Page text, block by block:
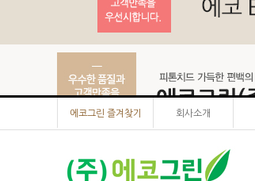
에코그린 즐겨찾기 회사소개